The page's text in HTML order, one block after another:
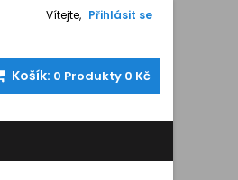
Vítejte, Přihlásit se
Košík: 0 Produkty 0 Kč